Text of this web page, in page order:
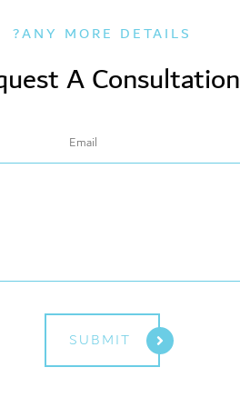
ANY MORE DETAILS?
A Consultation